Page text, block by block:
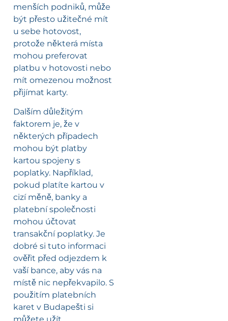
menších podniků, může
být přesto užitečné mít
u sebe hotovost,
protože některá místa
mohou preferovat
platbu v hotovosti nebo
mít omezenou možnost
přijímat karty.
Dalším důležitým
faktorem je, že v
některých případech
mohou být platby
kartou spojeny s
poplatky. Například,
pokud platíte kartou v
cizí měně, banky a
platební společnosti
mohou účtovat
transakční poplatky. Je
dobré si tuto informaci
ověřit před odjezdem k
vaší bance, aby vás na
místě nic nepřekvapilo. S
použitím platebních
karet v Budapešti si